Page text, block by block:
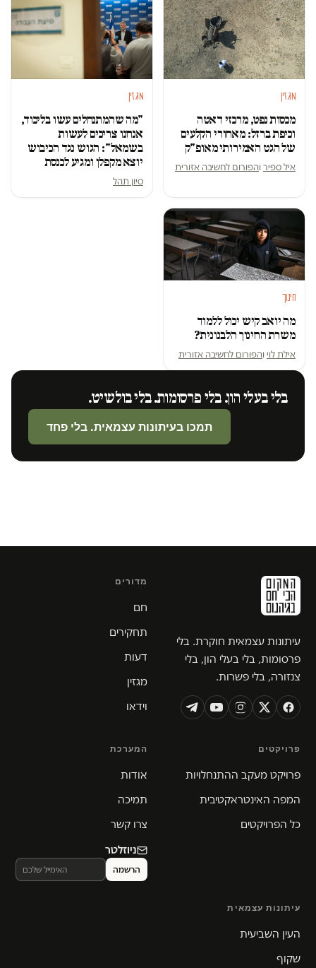
מגזין
מכסות נפט, מרכזי דאטה
וכיפת ברזל: מאחורי הקלעים
של הגט האמירותי מאופ"ק
איל ספיר והפורום לחשיבה אזורית
מגזין
"מה שהמתנחלים עשו בליכוד,
אנחנו צריכים לעשות
בשמאל": הגוש נגד הכיבוש
יוצא מקפלן ומגיע לכנסת
סיון תהל
חינוך
מה יואב קיש יכול ללמוד
משרת החינוך הלבנונית?
אילת לוי והפורום לחשיבה אזורית
בלי בעלי הון. בלי פרסומות. בלי בולשיט.
תמכו בעיתונות עצמאית. בלי פחד
עיתונות עצמאית חוקרת. בלי
פרסומות, בלי בעלי הון, בלי
צנזורה, בלי פשרות.
מדורים
חם
תחקירים
דעות
מגזין
וידאו
פרויקטים
פרויקט מעקב ההתנחלויות
המפה האינטראקטיבית
כל הפרויקטים
המערכת
אודות
תמיכה
צרו קשר
ניוזלטר
עיתונות עצמאית
העין השביעית
שקוף